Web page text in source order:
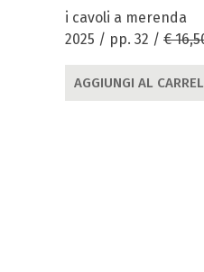
i cavoli a merenda
2025 / pp. 32 / €
AGGIUNGI AL